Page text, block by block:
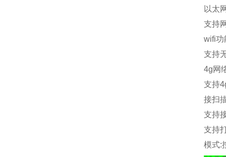
以太
支持
wifi功
支持
4g网
支持
接扫
支持
支持
模式: